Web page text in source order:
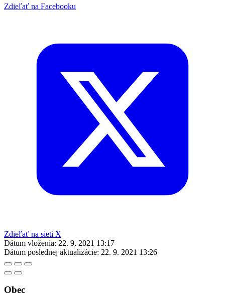
Zdieľať na Facebooku
Zdieľať na sieti X
Dátum vloženia: 22. 9. 2021 13:17
Dátum poslednej aktualizácie: 22. 9. 2021 13:26
Obec